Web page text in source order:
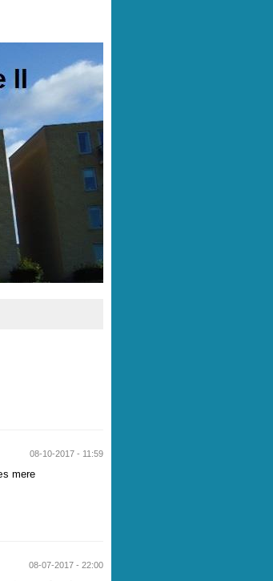
08-10-2017 - 11:59
mere
08-07-2017 - 22:00